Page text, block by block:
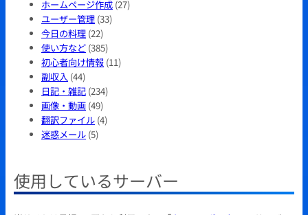
ホームページ作成 (27)
ユーザー管理 (33)
今日の料理 (22)
使い方など (385)
初心者向け情報 (11)
副収入 (44)
日記・雑記 (234)
画像・動画 (49)
翻訳ファイル (4)
迷惑メール (5)
使用しているサーバー